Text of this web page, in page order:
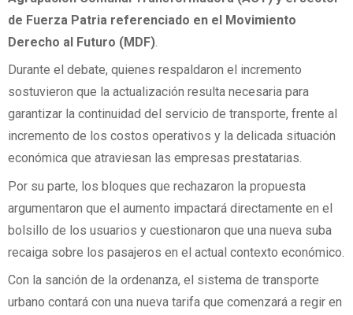
de Fuerza Patria referenciado en el Movimiento
Derecho al Futuro (MDF).
Durante el debate, quienes respaldaron el incremento
sostuvieron que la actualización resulta necesaria para
garantizar la continuidad del servicio de transporte, frente al
incremento de los costos operativos y la delicada situación
económica que atraviesan las empresas prestatarias.
Por su parte, los bloques que rechazaron la propuesta
argumentaron que el aumento impactará directamente en el
bolsillo de los usuarios y cuestionaron que una nueva suba
recaiga sobre los pasajeros en el actual contexto económico.
Con la sanción de la ordenanza, el sistema de transporte
urbano contará con una nueva tarifa que comenzará a regir en